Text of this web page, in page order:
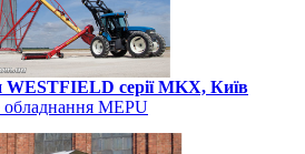
серії MKX, Київ
MEPU